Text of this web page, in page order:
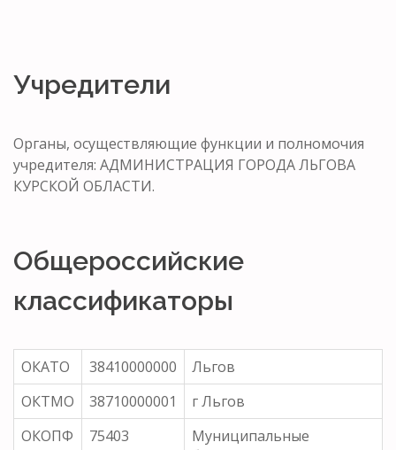
Учредители
Органы, осуществляющие функции и полномочия
учредителя: АДМИНИСТРАЦИЯ ГОРОДА ЛЬГОВА
КУРСКОЙ ОБЛАСТИ.
Общероссийские
классификаторы
ОКАТО 38410000000
Льгов
ОКТМО
38710000001
г Льгов
ОКОПФ
75403
Муниципальные